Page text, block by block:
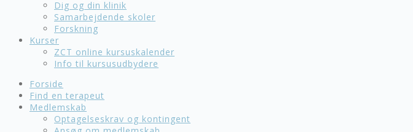
Dig og din klinik
Samarbejdende skoler
Forskning
Kurser
ZCT online kursuskalender
Info til kursusudbydere
Forside
Find en terapeut
Medlemskab
Optagelseskrav og kontingent